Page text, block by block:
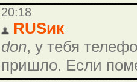
20:18
RUSик
don, у тебя
пришло. Если